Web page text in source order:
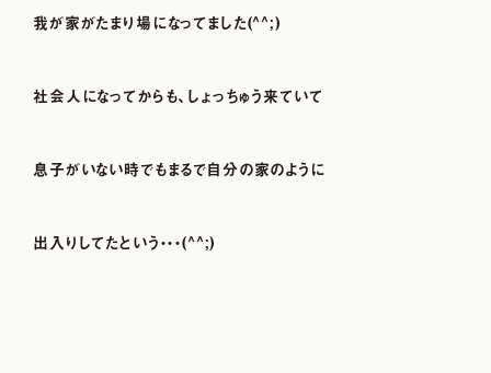
我が家がたまり場になってました(^^;)
社会人になってからも、しょっちゅう来ていて
息子がいない時でもまるで自分の家のように
出入りしてたという・・・(^^;)